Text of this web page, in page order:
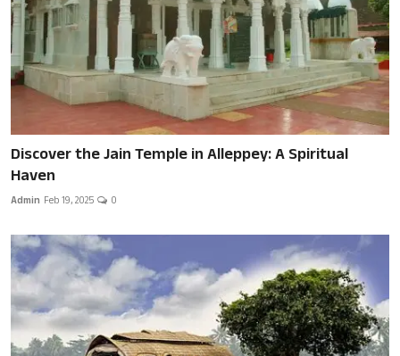
Discover the Jain Temple in Alleppey: A Spiritual
Haven
Admin Feb 19, 2025 0